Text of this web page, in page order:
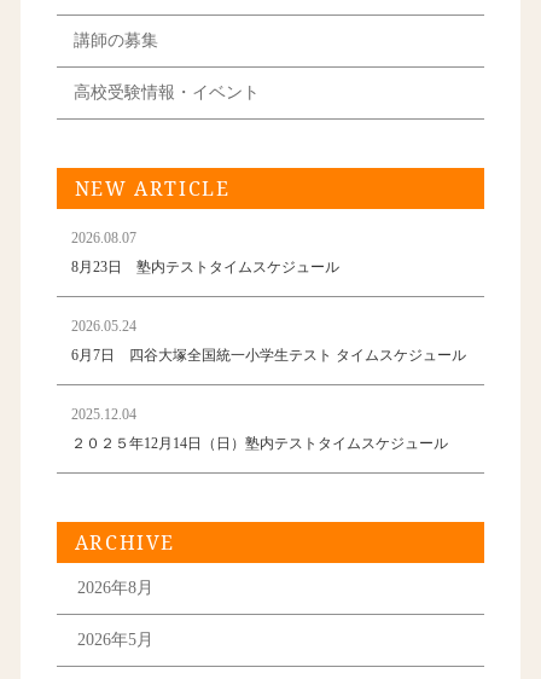
講師の募集
高校受験情報・イベント
NEW ARTICLE
2026.08.07
8月23日 塾内テストタイムスケジュール
2026.05.24
6月7日 四谷大塚全国統一小学生テスト タイムスケジュール
2025.12.04
２０２５年12月14日（日）塾内テストタイムスケジュール
ARCHIVE
2026年8月
2026年5月